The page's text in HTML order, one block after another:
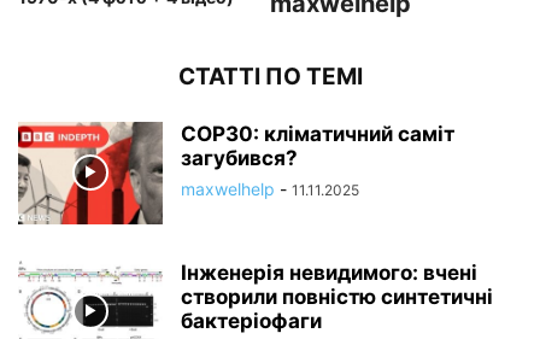
СТАТТІ ПО ТЕМІ
COP30: кліматичний саміт
загубився?
maxwelhelp - 11.11.2025
Інженерія невидимого: вчені
створили повністю синтетичні
бактеріофаги